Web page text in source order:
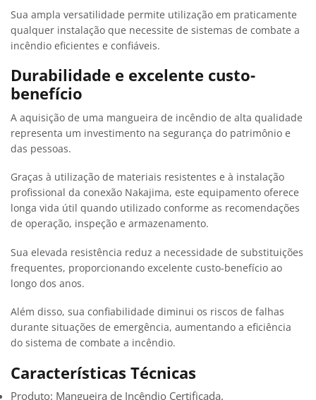
Sua ampla versatilidade permite utilização em praticamente
qualquer instalação que necessite de sistemas de combate a
incêndio eficientes e confiáveis.
Durabilidade e excelente custo-
benefício
A aquisição de uma mangueira de incêndio de alta qualidade
representa um investimento na segurança do patrimônio e
das pessoas.
Graças à utilização de materiais resistentes e à instalação
profissional da conexão Nakajima, este equipamento oferece
longa vida útil quando utilizado conforme as recomendações
de operação, inspeção e armazenamento.
Sua elevada resistência reduz a necessidade de substituições
frequentes, proporcionando excelente custo-benefício ao
longo dos anos.
Além disso, sua confiabilidade diminui os riscos de falhas
durante situações de emergência, aumentando a eficiência
do sistema de combate a incêndio.
Características Técnicas
Produto: Mangueira de Incêndio Certificada.